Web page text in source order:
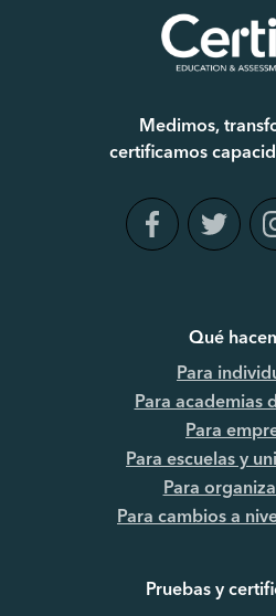
Medimos,
certificamos
Qué
Para
Para academias
Para
Para escuelas y
Para
Para cambios a
Pruebas y